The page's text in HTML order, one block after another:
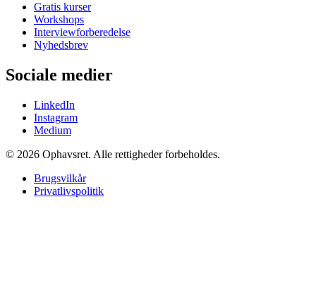
Gratis kurser
Workshops
Interviewforberedelse
Nyhedsbrev
Sociale medier
LinkedIn
Instagram
Medium
© 2026 Ophavsret. Alle rettigheder forbeholdes.
Brugsvilkår
Privatlivspolitik